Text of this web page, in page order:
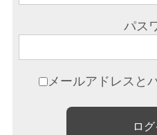
パス
メールアドレスと